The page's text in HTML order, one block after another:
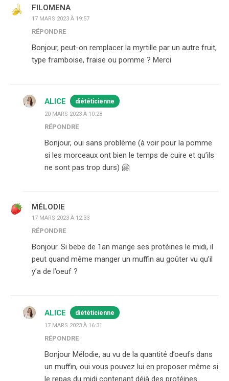
FILOMENA
17 MARS 2023 À 19:57
RÉPONDRE
Bonjour, peut-on remplacer la myrtille par un autre fruit,
type framboise, fraise ou pomme ? Merci
ALICE diététicienne
20 MARS 2023 À 10:28
RÉPONDRE
Bonjour, oui sans problème (à voir pour la pomme
si les morceaux ont bien le temps de cuire et qu’ils
ne sont pas trop durs) 🤗
MÉLODIE
17 MARS 2023 À 12:33
RÉPONDRE
Bonjour. Si bebe de 1an mange ses protéines le midi, il
peut quand même manger un muffin au goûter vu qu’il
y’a de l’oeuf ?
ALICE diététicienne
17 MARS 2023 À 16:31
RÉPONDRE
Bonjour Mélodie, au vu de la quantité d’oeufs dans
un muffin, oui vous pouvez lui en proposer même si
le repas du midi contenant déjà des protéines